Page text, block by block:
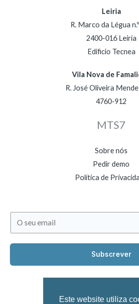
Leiria
R. Marco da Légua
2400-016 Leiria
Edificio Tecnea
Vila Nova de
R. José Oliveira
4760-912
MTS7
Sobre nós
Pedir demo
Política de
m
a
Subscrever
Este website utiliza